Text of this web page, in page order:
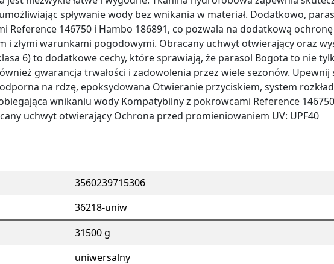
spływanie wody bez wnikania w materiał. Dodatkowo,
Reference 146750 i Hambo 186891, co pozwala na dodatkową
i złymi warunkami pogodowymi. Obracany uchwyt otwierający oraz
6) to dodatkowe cechy, które sprawiają, że parasol Bogota to nie
gwarancja trwałości i zadowolenia przez wiele sezonów. Upewnij
na rdzę, epoksydowana Otwieranie przyciskiem, system
wnikaniu wody Kompatybilny z pokrowcami Reference
uchwyt otwierający Ochrona przed promieniowaniem UV: UPF40
3560239715306
36218-uniw
31500 g
uniwersalny